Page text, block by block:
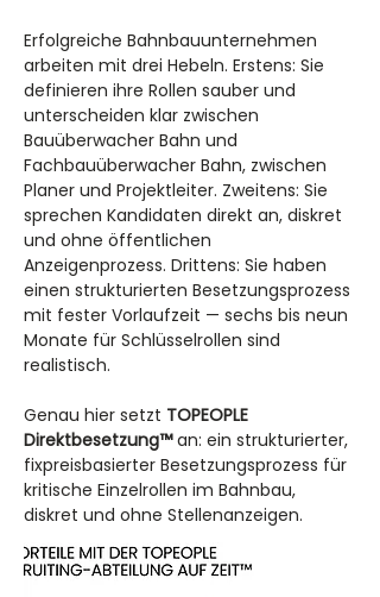
Erfolgreiche Bahnbauunternehmen
arbeiten mit drei Hebeln. Erstens: Sie
definieren ihre Rollen sauber und
unterscheiden klar zwischen
Bauüberwacher Bahn und
Fachbauüberwacher Bahn, zwischen
Planer und Projektleiter. Zweitens: Sie
sprechen Kandidaten direkt an, diskret
und ohne öffentlichen
Anzeigenprozess. Drittens: Sie haben
einen strukturierten Besetzungsprozess
mit fester Vorlaufzeit — sechs bis neun
Monate für Schlüsselrollen sind
realistisch.
Genau hier setzt TOPEOPLE
Direktbesetzung™ an: ein strukturierter,
fixpreisbasierter Besetzungsprozess für
kritische Einzelrollen im Bahnbau,
diskret und ohne Stellenanzeigen.